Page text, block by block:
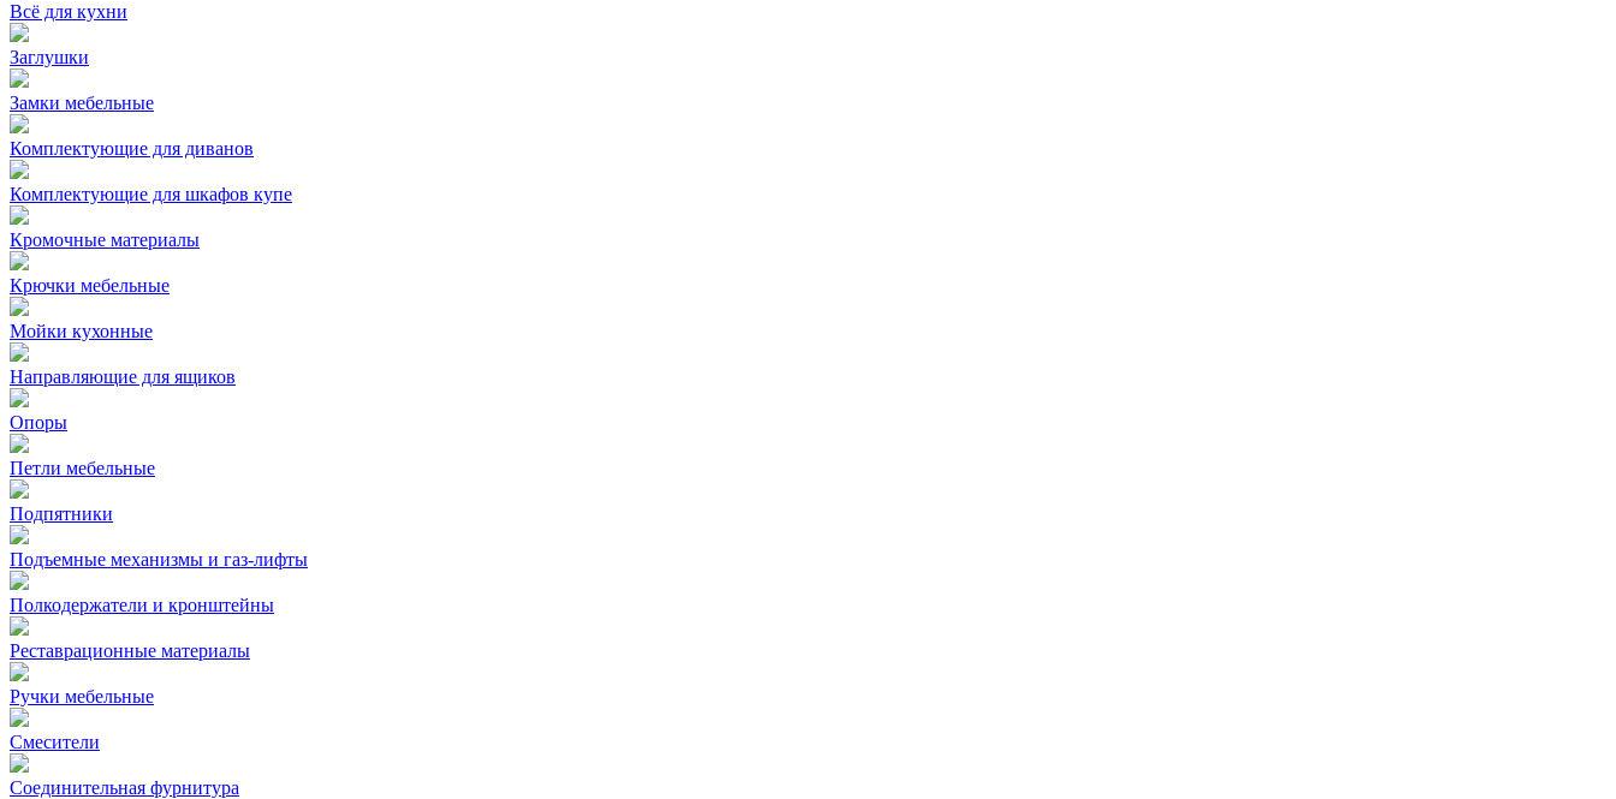
Всё для кухни
Заглушки
Замки мебельные
Комплектующие для диванов
Комплектующие для шкафов купе
Кромочные материалы
Крючки мебельные
Мойки кухонные
Направляющие для ящиков
Опоры
Петли мебельные
Подпятники
Подъемные механизмы и газ-лифты
Полкодержатели и кронштейны
Реставрационные материалы
Ручки мебельные
Смесители
Соединительная фурнитура